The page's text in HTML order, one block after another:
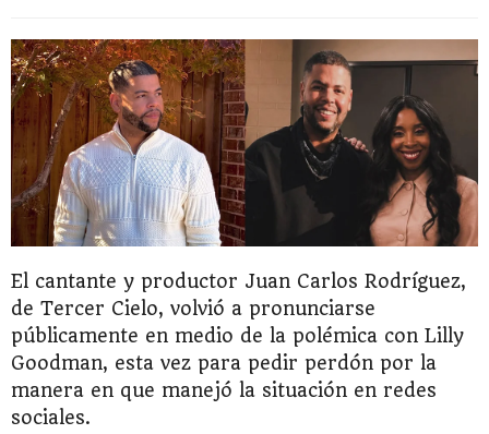
El cantante y productor Juan Carlos Rodríguez,
de Tercer Cielo, volvió a pronunciarse
públicamente en medio de la polémica con Lilly
Goodman, esta vez para pedir perdón por la
manera en que manejó la situación en redes
sociales.